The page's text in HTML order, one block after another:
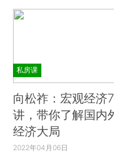
私房课
向松祚：宏观经济
讲，带你了解国内
经济大局
2022年04月06日